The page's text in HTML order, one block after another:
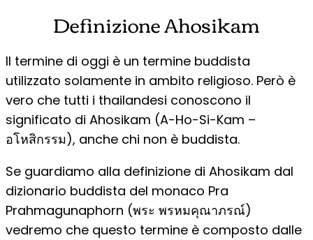
Definizione Ahosikam
Il termine di oggi è un termine buddista
utilizzato solamente in ambito religioso. Però è
vero che tutti i thailandesi conoscono il
significato di Ahosikam (A-Ho-Si-Kam –
อโหสิกรรม), anche chi non è buddista.
Se guardiamo alla definizione di Ahosikam dal
dizionario buddista del monaco Pra
Prahmagunaphorn (พระ พรหมคุณาภรณ์)
vedremo che questo termine è composto dalle